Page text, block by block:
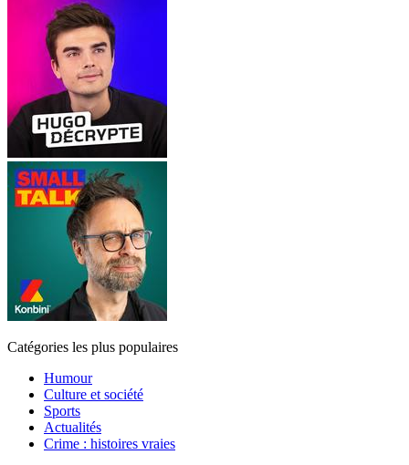
Catégories les plus populaires
Humour
Culture et société
Sports
Actualités
Crime : histoires vraies